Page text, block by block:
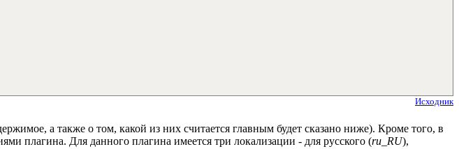
Исходник
а также о том, какой из них считается главным будет сказано ниже). Кроме того, в
плагина. Для данного плагина имеется три локализации - для русского (ru_RU),